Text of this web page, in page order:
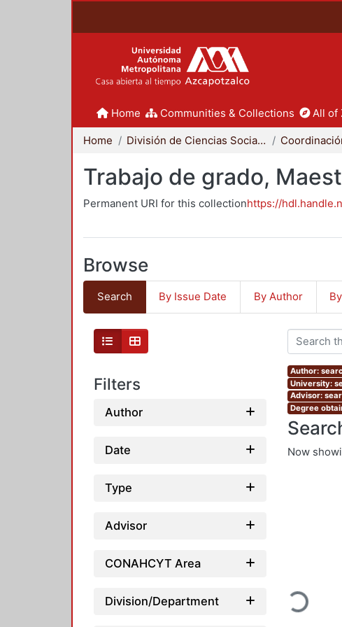
Home Communities & Collections All of
Home División de Ciencias Sociales y Humanidades
Trabajo de grado,
Permanent URI for this collectionhttps://
Browse
Search By Issue Date By Author
Filters
Author
Date
Type
Advisor
CONAHCYT Area
Division/Department
Author:
University:
Advisor:
Degree
Now
Loading...